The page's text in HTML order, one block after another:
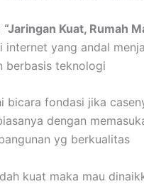
“Jaringan Kuat, Rumah
internet yang andal
berbasis teknologi
bicara fondasi jika
dengan
yg berkualitas
kuat maka mau